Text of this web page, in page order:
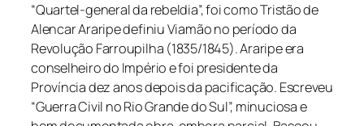
“Quartel-general da rebeldia”, foi como Tristão de
Alencar Araripe definiu Viamão no período da
Revolução Farroupilha (1835/1845). Araripe era
conselheiro do Império e foi presidente da
Província dez anos depois da pacificação. Escreveu
“Guerra Civil no Rio Grande do Sul”, minuciosa e